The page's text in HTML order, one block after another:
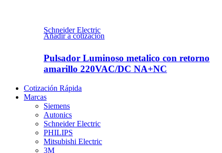
Schneider Electric
Añadir a cotizacion
Pulsador Luminoso metalico con retorno
amarillo 220VAC/DC NA+NC
Cotización Rápida
Marcas
Siemens
Autonics
Schneider Electric
PHILIPS
Mitsubishi Electric
3M